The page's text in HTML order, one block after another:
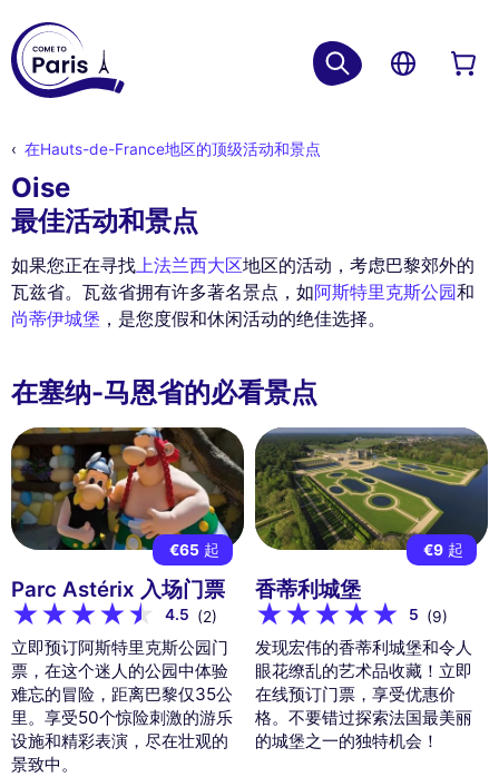
在Hauts-de-France地区的顶级活动和景点
Oise
最佳活动和景点
如果您正在寻找上法兰西大区地区的活动，考虑巴黎郊外的
瓦兹省。瓦兹省拥有许多著名景点，如阿斯特里克斯公园和
尚蒂伊城堡 ，是您度假和休闲活动的绝佳选择。
在塞纳-马恩省的必看景点
€65 起
Parc Astérix 入场门票
4.5 (2)
立即预订阿斯特里克斯公园门
票，在这个迷人的公园中体验
难忘的冒险，距离巴黎仅35公
里。享受50个惊险刺激的游乐
设施和精彩表演，尽在壮观的
景致中。
€9 起
香蒂利城堡
5 (9)
发现宏伟的香蒂利城堡和令人
眼花缭乱的艺术品收藏！立即
在线预订门票，享受优惠价
格。不要错过探索法国最美丽
的城堡之一的独特机会！